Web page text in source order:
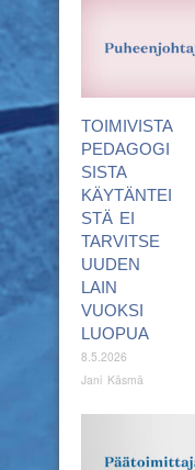
TOIMIVISTA
PEDAGOGI
SISTA
KÄYTÄNTEI
STÄ EI
TARVITSE
UUDEN
LAIN
VUOKSI
LUOPUA
8.5.2026
Jani Käsmä